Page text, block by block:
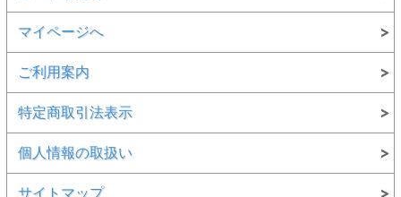
マイページへ
ご利用案内
特定商取引法表示
個人情報の取扱い
サイトマップ